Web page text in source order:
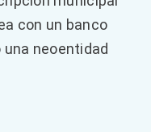
con un banco
una neoentidad